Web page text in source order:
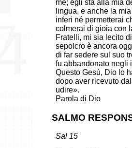
me; egli sta alla mia
lingua, e anche la
inferi né permetterai
colmerai di gioia con
Fratelli, mi sia lecito
sepolcro è ancora
di far sedere sul suo
fu abbandonato negli
Questo Gesù, Dio lo
dopo aver ricevuto
udire».
Parola di Dio
SALMO
Sal 15